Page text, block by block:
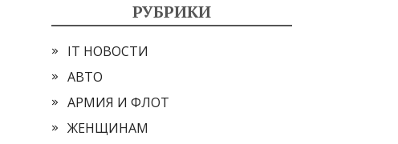
РУБРИКИ
IT НОВОСТИ
АВТО
АРМИЯ И ФЛОТ
ЖЕНЩИНАМ